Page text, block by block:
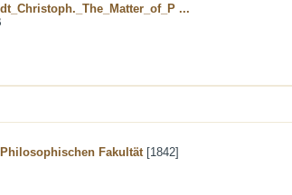
...
Fakultät[1842]